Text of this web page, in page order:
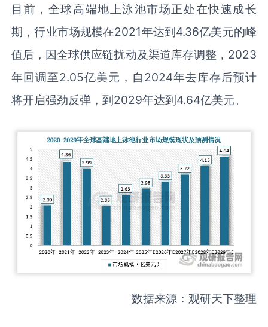
目前，全球高端地上泳池市场正处在快速成长
期，行业市场规模在2021年达到4.36亿美元的峰
值后，因全球供应链扰动及渠道库存调整，2023
年回调至2.05亿美元，自2024年去库存后预计
将开启强劲反弹，到2029年达到4.64亿美元。
数据来源：观研天下整理